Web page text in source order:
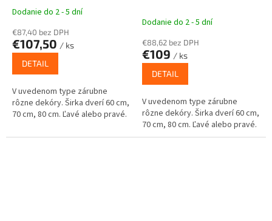
Obložková zárubňa pre
Priemerné
produktu
je
hviezdičiek.
Dodanie do 2 - 5 dní
€87,40 bez DPH
€107,50 / ks
DETAIL
V uvedenom type zárubne
rôzne dekóry. Širka dverí 60 cm,
70 cm, 80 cm. Ľavé alebo pravé.
interiérové dvere
Dodanie do 2 - 5 dní
€88,62 bez DPH
€109 / ks
DETAIL
V uvedenom type zárubne
rôzne dekóry. Širka dverí 60 cm,
70 cm, 80 cm. Ľavé alebo pravé.